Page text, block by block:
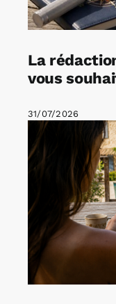
La
vous
31/07/2026